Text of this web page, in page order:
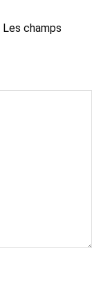
Les champs